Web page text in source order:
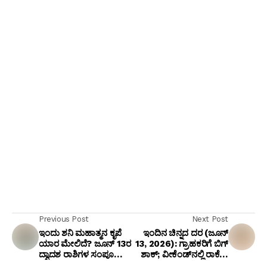
Previous Post
ಇಂದು ಶನಿ ಮಹಾತ್ಮನ ಕೃಪೆ
ಯಾರ ಮೇಲಿದೆ? ಜೂನ್ 13ರ
ದ್ವಾದಶ ರಾಶಿಗಳ ಸಂಪೂರ್ಣ
Next Post
ಇಂದಿನ ಚಿನ್ನದ ದರ (ಜೂನ್
13, 2026): ಗ್ರಾಹಕರಿಗೆ ಬಿಗ್
ಶಾಕ್; ವೀಕೆಂಡ್‌ನಲ್ಲಿ ರಾಕೆಟ್